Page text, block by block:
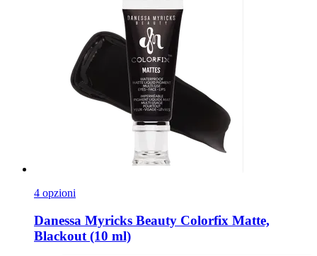
4 opzioni
Danessa Myricks Beauty Colorfix Matte,
Blackout (10 ml)